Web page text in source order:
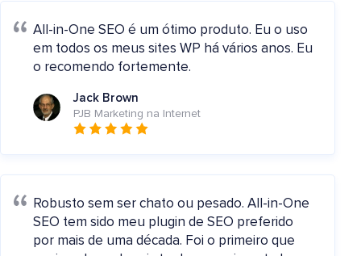
All-in-One SEO é um ótimo produto. Eu o uso
em todos os meus sites WP há vários anos. Eu
o recomendo fortemente.
Jack Brown
PJB Marketing na Internet
Robusto sem ser chato ou pesado. All-in-One
SEO tem sido meu plugin de SEO preferido
por mais de uma década. Foi o primeiro que